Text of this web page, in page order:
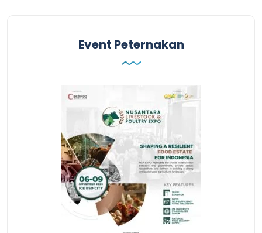
Event Peternakan